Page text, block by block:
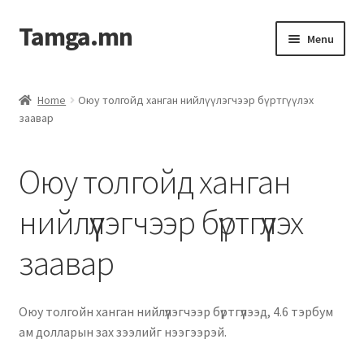
Tamga.mn Menu
ХАБЭА-н багц
Ажил гүйцэтгэх гэрээ
Компанийн удирдлагын бичиг баримт
Home
Оюу толгойд ханган нийлүүлэгчээр бүртгүүлэх
заавар
Оюу толгойд ханган
нийлүүлэгчээр бүртгүүлэх
заавар
Оюу толгойн ханган нийлүүлэгчээр бүртгүүлээд, 4.6 тэрбум
ам долларын зах зээлийг нээгээрэй.